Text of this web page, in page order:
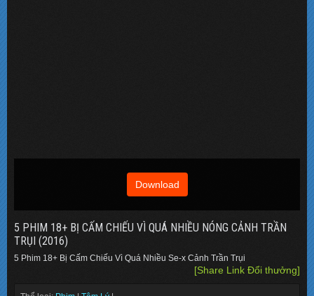
Download
5 PHIM 18+ BỊ CẤM CHIẾU VÌ QUÁ NHIỀU NÓNG CẢNH TRẦN
TRỤI (2016)
5 Phim 18+ Bị Cấm Chiếu Vì Quá Nhiều Se-x Cảnh Trần Trụi
[Share Link Đổi thưởng]